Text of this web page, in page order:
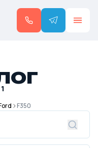
1
F350